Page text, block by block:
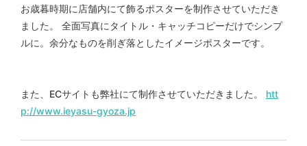
#HTML/CSSコーディング
#Shopify
お歳暮時期に店舗内にて飾るポスターを制作させていただき
ました。 全面写真にタイトル・キャッチコピーだけでシンプ
ルに。余分なものを削ぎ落としたイメージポスターです。
また、ECサイトも弊社にて制作させていただきました。 htt
p://www.ieyasu-gyoza.jp